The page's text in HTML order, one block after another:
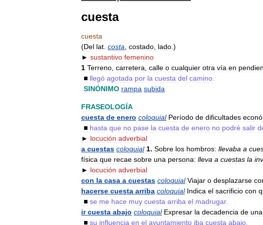
cuesta
cuesta
(Del lat costa costado lado .)
► sustantivo femenino
1 Terreno carretera calle o cualquier otra vía en
■ llegó agotada por la cuesta del camino
SINÓNIMO rampa subida
FRASEOLOGÍA
cuesta de enero coloquial Período de dificultades
■ hasta que no pase la cuesta de enero no podré salir
► locución adverbial
a cuestas coloquial 1. Sobre los hombros: llevaba a
física que recae sobre una persona: lleva a cuestas la
► locución adverbial
con la casa a cuestas coloquial Viajar o desplazarse
hacerse cuesta arriba coloquial Indica el sacrificio con
■ se me hace muy cuesta arriba el madrugar.
ir cuesta abajo coloquial Expresar la decadencia de una
■ su influencia en el ayuntamiento iba cuesta abajo